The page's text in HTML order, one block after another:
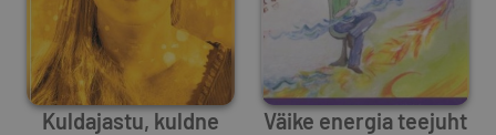
Kuldajastu, kuldne
Väike energia teejuht